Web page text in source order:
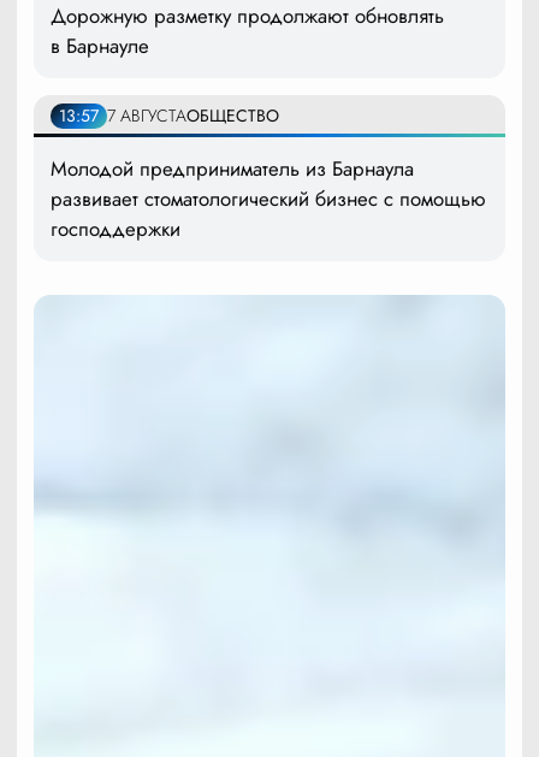
Дорожную разметку продолжают обновлять
в Барнауле
13:57 7 АВГУСТАОБЩЕСТВО
Молодой предприниматель из Барнаула
развивает стоматологический бизнес с помощью
господдержки